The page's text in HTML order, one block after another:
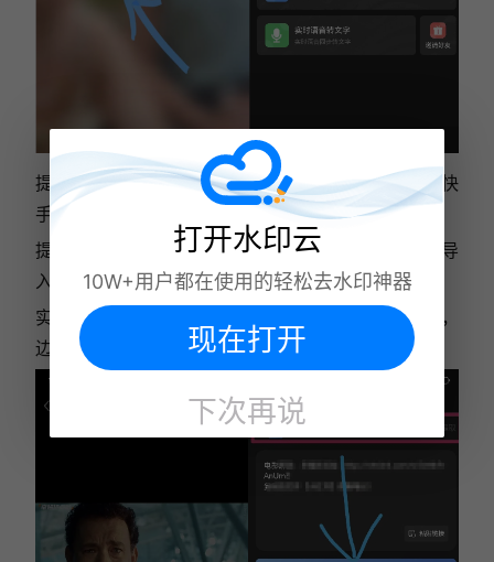
提取视频链接文案：选 “链接转文字”，粘贴抖音 / 快
手视频的分享链接，点击 “解析转写”；
提取本地视频文案：选 “视频转文字”，从手机相册导
入视频，等待识别；
实时录音转写：选 “录音转文字”，点击 “开始录音”，
边录边转文字；
打开水印云
10W+用户都在使用的轻松去水印神器
现在打开
下次再说